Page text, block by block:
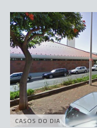
CASOS DO DIA